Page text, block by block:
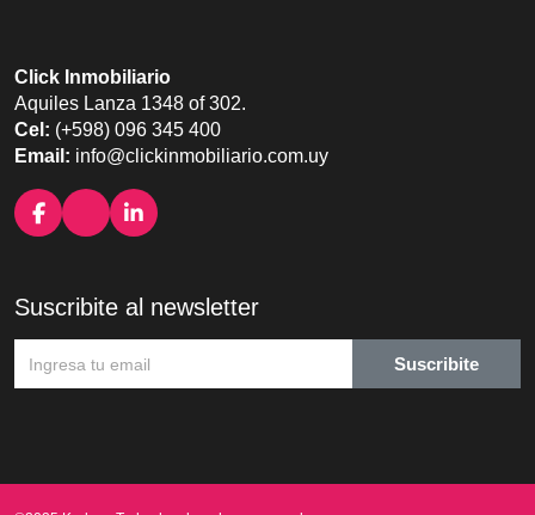
Click Inmobiliario
Aquiles Lanza 1348 of 302.
Cel: (+598) 096 345 400
Email: info@clickinmobiliario.com.uy
Suscribite al newsletter
Suscribite